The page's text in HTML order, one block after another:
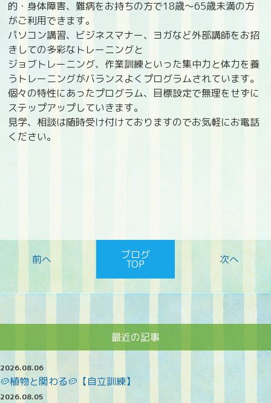
的・身体障害、難病をお持ちの方で18歳〜65歳未満の方
がご利用できます。
パソコン講習、ビジネスマナー、ヨガなど外部講師をお招
きしての多彩なトレーニングと
ジョブトレーニング、作業訓練といった集中力と体力を養
うトレーニングがバランスよくプログラムされています。
個々の特性にあったプログラム、目標設定で無理をせずに
ステップアップしていきます。
見学、相談は随時受け付けておりますのでお気軽にお電話
ください。
ブログ
TOP
最近の記事
2026.08.06
🥔植物と関わる🥔【自立訓練】
2026.08.05